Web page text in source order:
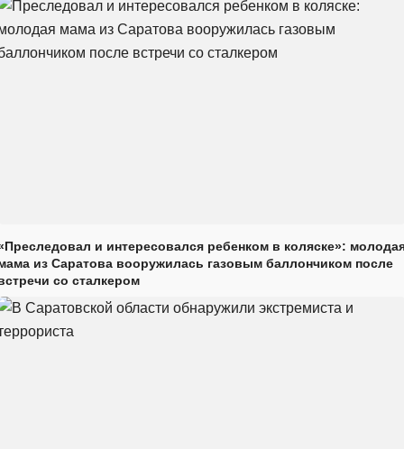
и интересовался ребенком в коляске»:
из Саратова вооружилась газовым баллончиком после
со сталкером